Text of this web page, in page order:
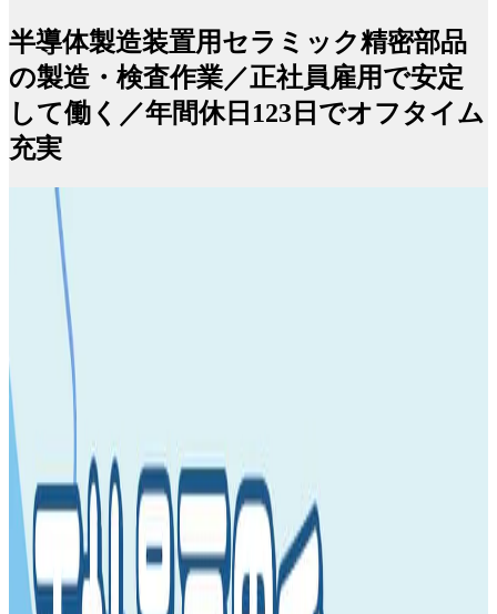
半導体製造装置用セラミック精密部品
の製造・検査作業／正社員雇用で安定
して働く／年間休日123日でオフタイム
充実